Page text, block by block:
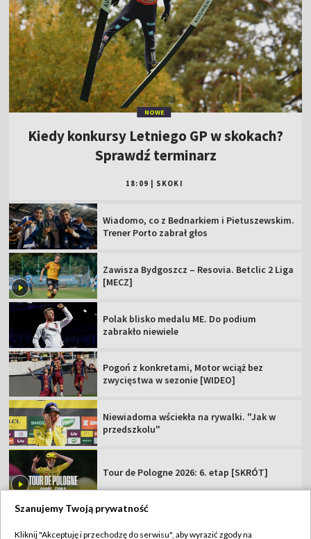
NOWE
Kiedy konkursy Letniego GP w skokach?
Sprawdź terminarz
18:09 SKOKI
Wiadomo, co z Bednarkiem i Pietuszewskim.
Trener Porto zabrał głos
Zawisza Bydgoszcz – Resovia. Betclic 2 Liga
[MECZ]
Polak blisko medalu ME. Do podium
zabrakło niewiele
Pogoń z konkretami, Motor wciąż bez
zwycięstwa w sezonie [WIDEO]
Niewiadoma wściekła na rywalki. "Jak w
przedszkolu"
Tour de Pologne 2026: 6. etap [SKRÓT]
Szanujemy Twoją prywatność
Kliknij "Akceptuję i przechodzę do serwisu", aby wyrazić zgody na